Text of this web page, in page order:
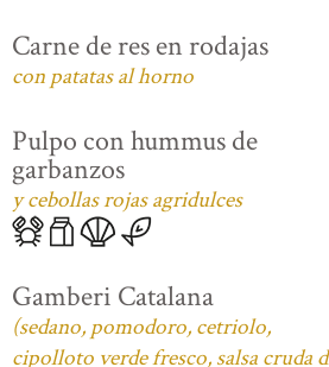
Carne de res en rodajas
con patatas al horno
Pulpo con hummus de
garbanzos
y cebollas rojas agridulces
Gamberi Catalana
(sedano, pomodoro, cetriolo,
cipolloto verde fresco, salsa cruda